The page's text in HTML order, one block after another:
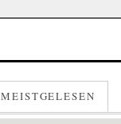
MEISTGELESEN